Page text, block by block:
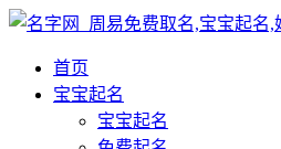
首页
宝宝起名
宝宝起名